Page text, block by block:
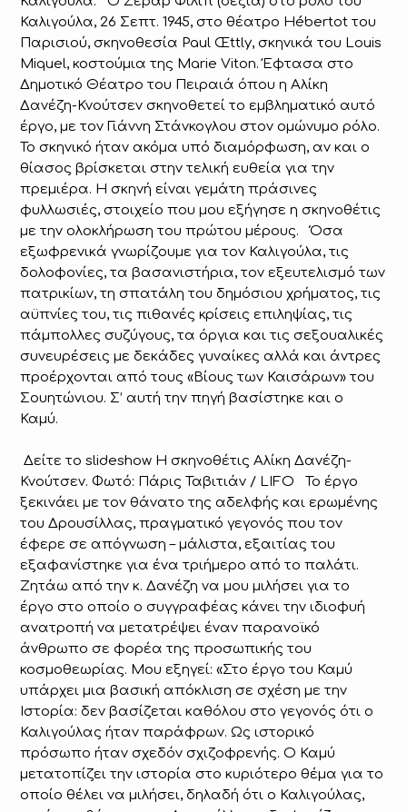
Καλιγούλα, 26 Σεπτ. 1945, στο θέατρο Hébertot του
Παρισιού, σκηνοθεσία Paul Œttly, σκηνικά του Louis
Miquel, κοστούμια της Marie Viton. Έφτασα στο
Δημοτικό Θέατρο του Πειραιά όπου η Αλίκη
Δανέζη-Κνούτσεν σκηνοθετεί το εμβληματικό αυτό
έργο, με τον Γιάννη Στάνκογλου στον ομώνυμο ρόλο.
Το σκηνικό ήταν ακόμα υπό διαμόρφωση, αν και ο
θίασος βρίσκεται στην τελική ευθεία για την
πρεμιέρα. Η σκηνή είναι γεμάτη πράσινες
φυλλωσιές, στοιχείο που μου εξήγησε η σκηνοθέτις
με την ολοκλήρωση του πρώτου μέρους. Όσα
εξωφρενικά γνωρίζουμε για τον Καλιγούλα, τις
δολοφονίες, τα βασανιστήρια, τον εξευτελισμό των
πατρικίων, τη σπατάλη του δημόσιου χρήματος, τις
αϋπνίες του, τις πιθανές κρίσεις επιληψίας, τις
πάμπολλες συζύγους, τα όργια και τις σεξουαλικές
συνευρέσεις με δεκάδες γυναίκες αλλά και άντρες
προέρχονται από τους «Βίους των Καισάρων» του
Σουητώνιου. Σ’ αυτή την πηγή βασίστηκε και ο
Καμύ.
Δείτε το slideshow Η σκηνοθέτις Αλίκη Δανέζη-
Κνούτσεν. Φωτό: Πάρις Ταβιτιάν / LIFO Το έργο
ξεκινάει με τον θάνατο της αδελφής και ερωμένης
του Δρουσίλλας, πραγματικό γεγονός που τον
έφερε σε απόγνωση – μάλιστα, εξαιτίας του
εξαφανίστηκε για ένα τριήμερο από το παλάτι.
Ζητάω από την κ. Δανέζη να μου μιλήσει για το
έργο στο οποίο ο συγγραφέας κάνει την ιδιοφυή
ανατροπή να μετατρέψει έναν παρανοϊκό
άνθρωπο σε φορέα της προσωπικής του
κοσμοθεωρίας. Μου εξηγεί: «Στο έργο του Καμύ
υπάρχει μια βασική απόκλιση σε σχέση με την
Ιστορία: δεν βασίζεται καθόλου στο γεγονός ότι ο
Καλιγούλας ήταν παράφρων. Ως ιστορικό
πρόσωπο ήταν σχεδόν σχιζοφρενής. Ο Καμύ
μετατοπίζει την ιστορία στο κυριότερο θέμα για το
οποίο θέλει να μιλήσει, δηλαδή ότι ο Καλιγούλας,